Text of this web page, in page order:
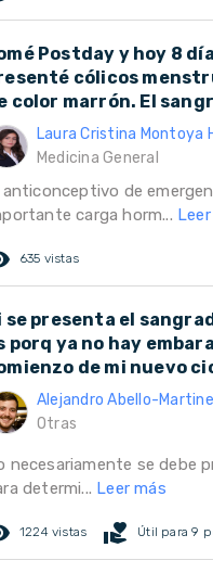
Postday y hoy 8
cólicos
color marrón. El
Laura Cristina Montoya
Medicina General
anticonceptivo de
carga horm...
635 vistas
se presenta el
porq ya no hay
de mi nuevo
Alejandro Abello-
Otras
necesariamente se debe
determi... Leer más
1224 vistas volunteer_activism Útil para 9